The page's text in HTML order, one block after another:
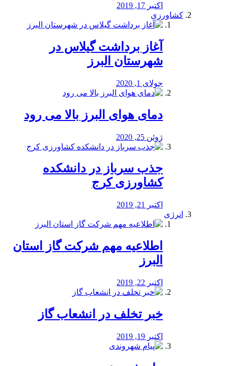
اکتبر 17, 2019
کشاورزی
آغاز برداشت گیلاس در
شهرستان البرز
جولای 1, 2020
دمای هوای البرز بالا می رود
ژوئن 25, 2020
جذب سرباز در دانشکده
کشاورزی کرج
اکتبر 21, 2019
انرژی
️اطلاعیه مهم شرکت گاز استان
البرز
اکتبر 22, 2019
خبر تخلف در انشعاب گاز
اکتبر 19, 2019